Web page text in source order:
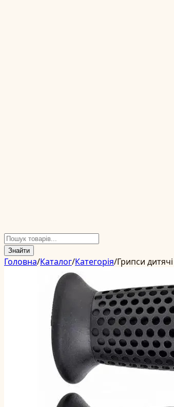
Знайти
Головна/Каталог/Категорія/Грипси